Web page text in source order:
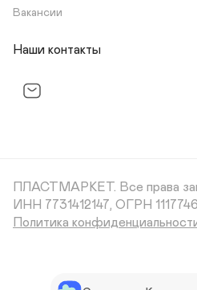
Вакансии
Наши контакты
ПЛАСТМАРКЕТ. Все права
ИНН 7731412147, ОГРН
Политика